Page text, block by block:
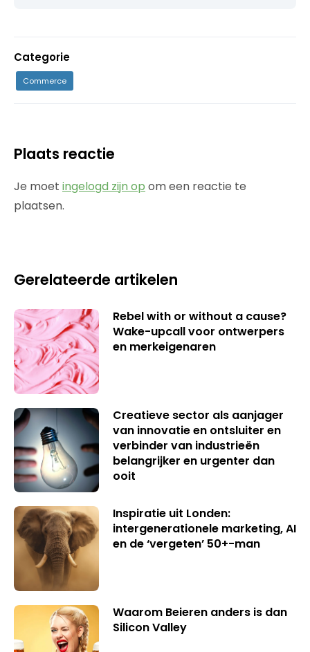
Categorie
Commerce
Plaats reactie
Je moet ingelogd zijn op om een reactie te
plaatsen.
Gerelateerde artikelen
Rebel with or without a cause?
Wake-upcall voor ontwerpers
en merkeigenaren
Creatieve sector als aanjager
van innovatie en ontsluiter en
verbinder van industrieën
belangrijker en urgenter dan
ooit
Inspiratie uit Londen:
intergenerationele marketing, AI
en de ‘vergeten’ 50+-man
Waarom Beieren anders is dan
Silicon Valley